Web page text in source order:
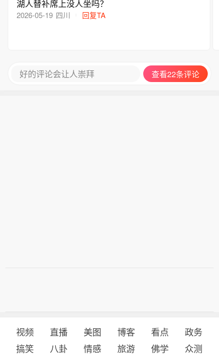
湖人替补席上没人坐吗？
2026-05-19 四川 回复TA
好的评论会让人崇拜 查看22条评论
视频 直播 美图 博客 看点
政务
搞笑
八卦 情感 旅游 佛学 众测